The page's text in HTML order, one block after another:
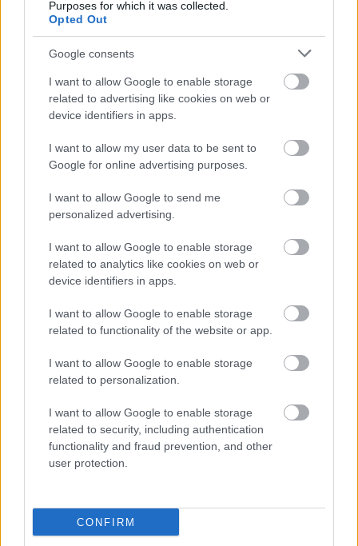
Purposes for which it was collected.
Opted Out
Google consents
I want to allow Google to enable storage
related to advertising like cookies on web or
device identifiers in apps.
I want to allow my user data to be sent to
Google for online advertising purposes.
I want to allow Google to send me
personalized advertising.
I want to allow Google to enable storage
related to analytics like cookies on web or
device identifiers in apps.
I want to allow Google to enable storage
related to functionality of the website or app.
I want to allow Google to enable storage
related to personalization.
I want to allow Google to enable storage
related to security, including authentication
functionality and fraud prevention, and other
user protection.
CONFIRM
kovácsoltvas kapuja –, amelyet szintén a
múzeum mentett meg az utókornak. Ma a Hotel
Három Gúnár személyzeti bejárata mellett áll, és
a szakember szerint egy pozitív példa arra, mit is
lehet kezdeni egy ilyen régi és értékes